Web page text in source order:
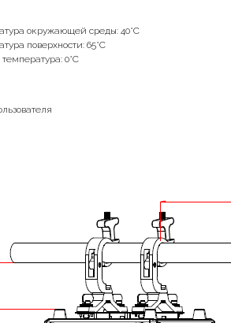
окружающей среды: 40°C
поверхности: 65°C
0°C